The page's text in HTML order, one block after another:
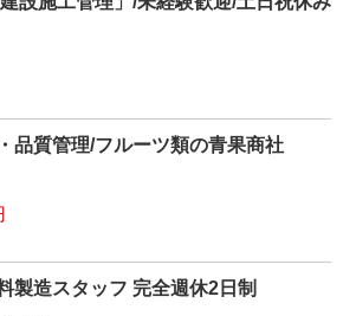
品質管理/フルーツ類の青果商社
製造スタッフ 完全週休2日制